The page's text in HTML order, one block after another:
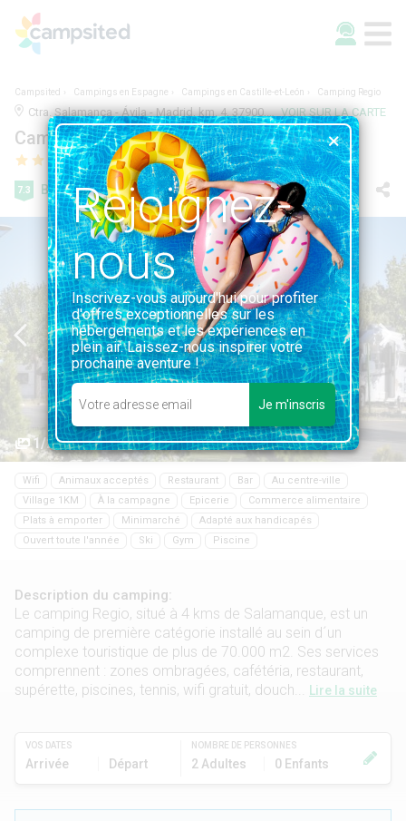
Campsited Campings en Espagne Campings en Castille-et-León Camping Regio
Ctra. Salamanca - Ávila - Madrid, km. 4, 37900, Salamanca, Espagne | SALAMANCA, CASTILLE-ET-LEÓN VOIR SUR LA CARTE
Camping Regio
7.3 Bien 23 avis
1/24
Wifi Animaux acceptés Restaurant Bar
Au centre-ville
Village 1KM
À la campagne Epicerie
Commerce alimentaire
Plats à emporter
Minimarché
Adapté aux handicapés
Ouvert toute l'année
Ski Gym Piscine
Description du camping:
Le camping Regio, situé à 4 kms de Salamanque, est un
camping de première catégorie installé au sein d´un
complexe touristique de plus de 70.000 m2. Ses services
comprennent : zones ombragées, cafétéria, restaurant,
supérette, piscines, tennis, wifi gratuit, douch...
Lire la suite
VOS DATES
Arrivée Départ
NOMBRE DE PERSONNES
2 Adultes 0 Enfants
Rejoignez-
nous
Inscrivez-vous aujourd'hui pour profiter
d'offres exceptionnelles sur les
hébergements et les expériences en
plein air. Laissez-nous inspirer votre
prochaine aventure !
Je m'inscris